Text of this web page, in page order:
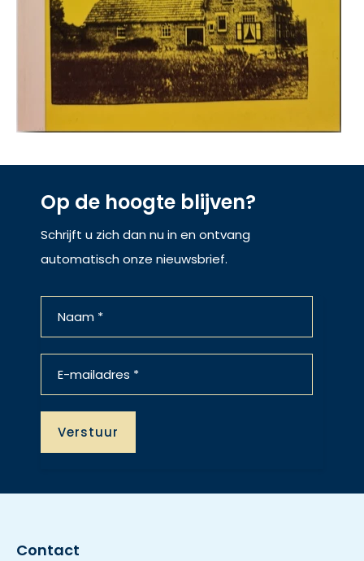
Op de hoogte blijven?
Schrijft u zich dan nu in en ontvang
automatisch onze nieuwsbrief.
Contact